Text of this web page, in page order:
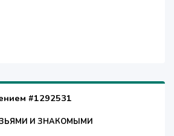
#1292531
И ЗНАКОМЫМИ